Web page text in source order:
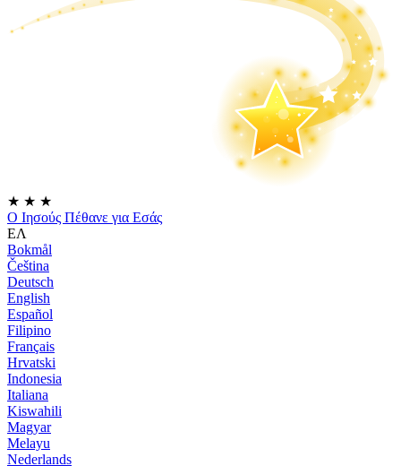
★ ★ ★
Ο Ιησούς Πέθανε για Εσάς
ΕΛ
Bokmål
Čeština
Deutsch
English
Español
Filipino
Français
Hrvatski
Indonesia
Italiana
Kiswahili
Magyar
Melayu
Nederlands